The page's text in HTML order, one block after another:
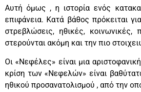
Αυτή όμως , η ιστορία ενός
επιφάνεια. Κατά βάθος πρόκειται
στρεβλώσεις, ηθικές,
στερούνται ακόμη και την πιο
Οι «Νεφέλες» είναι μια
κρίση των «Νεφελών» είναι
ηθικού προσανατολισμού , από την